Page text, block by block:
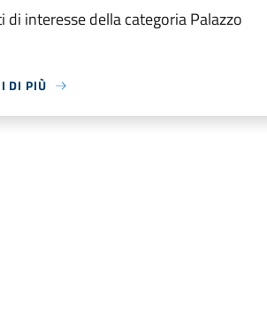
di interesse della categoria Palazzo
DI PIÙ